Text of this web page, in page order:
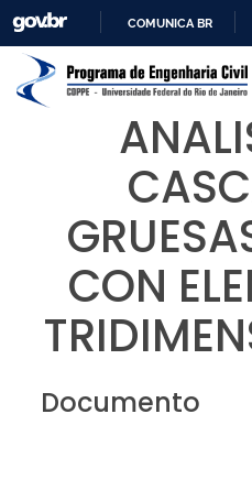
COMUNICA BR
CON
Documento